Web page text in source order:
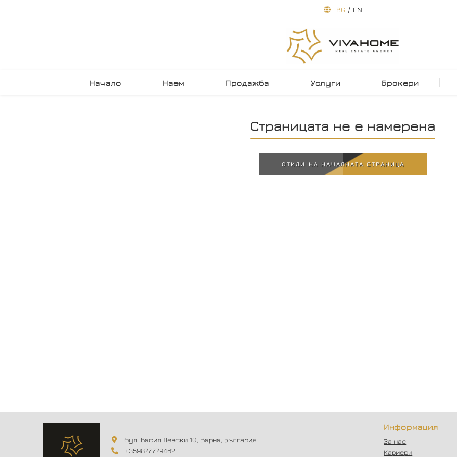
BG / EN
Начало Наем Продажба Услуги Брокери
Страницата не е намерена
ОТИДИ НА НАЧАЛНАТА СТРАНИЦА
бул. Васил Левски 10, Варна, България
+359877779462
Информация
За нас
Кариери